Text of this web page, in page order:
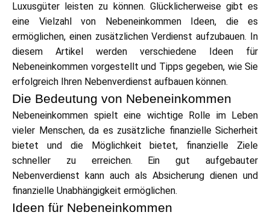
Markenauswahl
Rechner
Rundenverlauf
Blog
Luxusgüter leisten zu können. Glücklicherweise gibt es
eine Vielzahl von Nebeneinkommen Ideen, die es
ermöglichen, einen zusätzlichen Verdienst aufzubauen. In
diesem Artikel werden verschiedene Ideen für
Nebeneinkommen vorgestellt und Tipps gegeben, wie Sie
erfolgreich Ihren Nebenverdienst aufbauen können.
Die Bedeutung von Nebeneinkommen
Nebeneinkommen spielt eine wichtige Rolle im Leben
vieler Menschen, da es zusätzliche finanzielle Sicherheit
bietet und die Möglichkeit bietet, finanzielle Ziele
schneller zu erreichen. Ein gut aufgebauter
Nebenverdienst kann auch als Absicherung dienen und
finanzielle Unabhängigkeit ermöglichen.
Ideen für Nebeneinkommen